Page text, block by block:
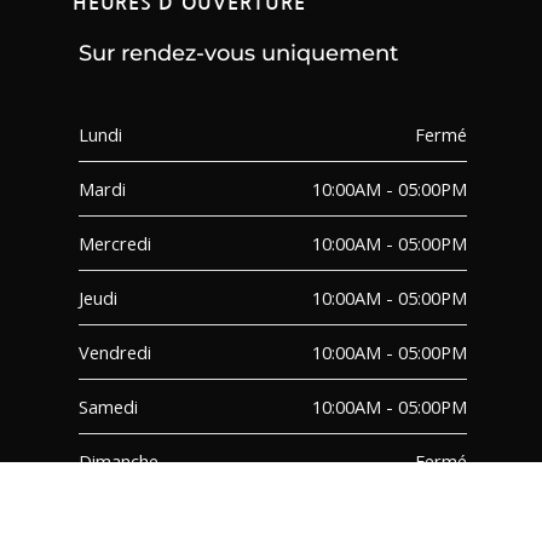
Sur rendez-vous uniquement
Lundi Fermé
Mardi 10:00AM - 05:00PM
Mercredi 10:00AM - 05:00PM
Jeudi 10:00AM - 05:00PM
Vendredi 10:00AM - 05:00PM
Samedi 10:00AM - 05:00PM
Dimanche Fermé